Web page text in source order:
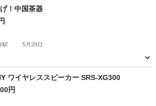
寿駅 インテリア雑貨/小物
！中国茶器
駅 5月28日
ワイヤレススピーカー SRS-XG300
円